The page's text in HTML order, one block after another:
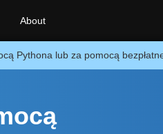
About
Pythona lub za pomocą